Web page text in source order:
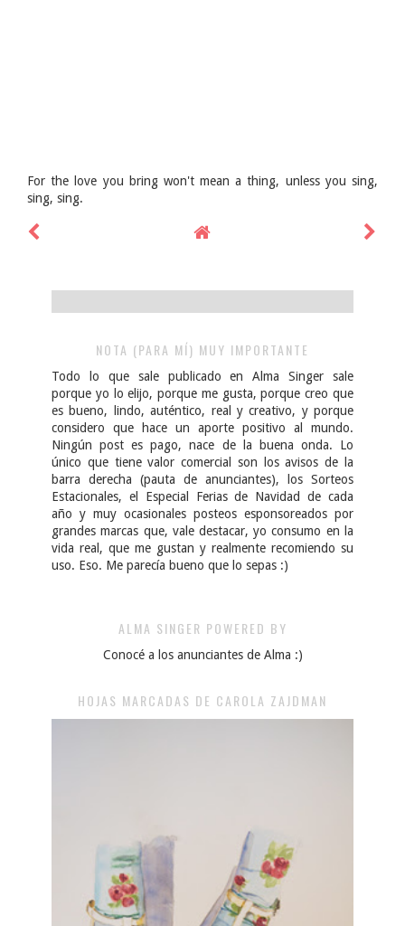
For the love you bring won't mean a thing, unless you sing,
sing, sing.
NOTA (PARA MÍ) MUY IMPORTANTE
Todo lo que sale publicado en Alma Singer sale
porque yo lo elijo, porque me gusta, porque creo que
es bueno, lindo, auténtico, real y creativo, y porque
considero que hace un aporte positivo al mundo.
Ningún post es pago, nace de la buena onda. Lo
único que tiene valor comercial son los avisos de la
barra derecha (pauta de anunciantes), los Sorteos
Estacionales, el Especial Ferias de Navidad de cada
año y muy ocasionales posteos esponsoreados por
grandes marcas que, vale destacar, yo consumo en la
vida real, que me gustan y realmente recomiendo su
uso. Eso. Me parecía bueno que lo sepas :)
ALMA SINGER POWERED BY
Conocé a los anunciantes de Alma :)
HOJAS MARCADAS DE CAROLA ZAJDMAN